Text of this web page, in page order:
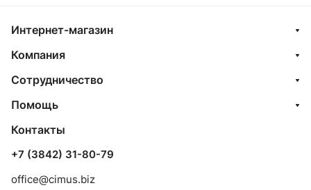
Интернет-магазин
Компания
Сотрудничество
Помощь
Контакты
+7 (3842) 31-80-79
office@cimus.biz